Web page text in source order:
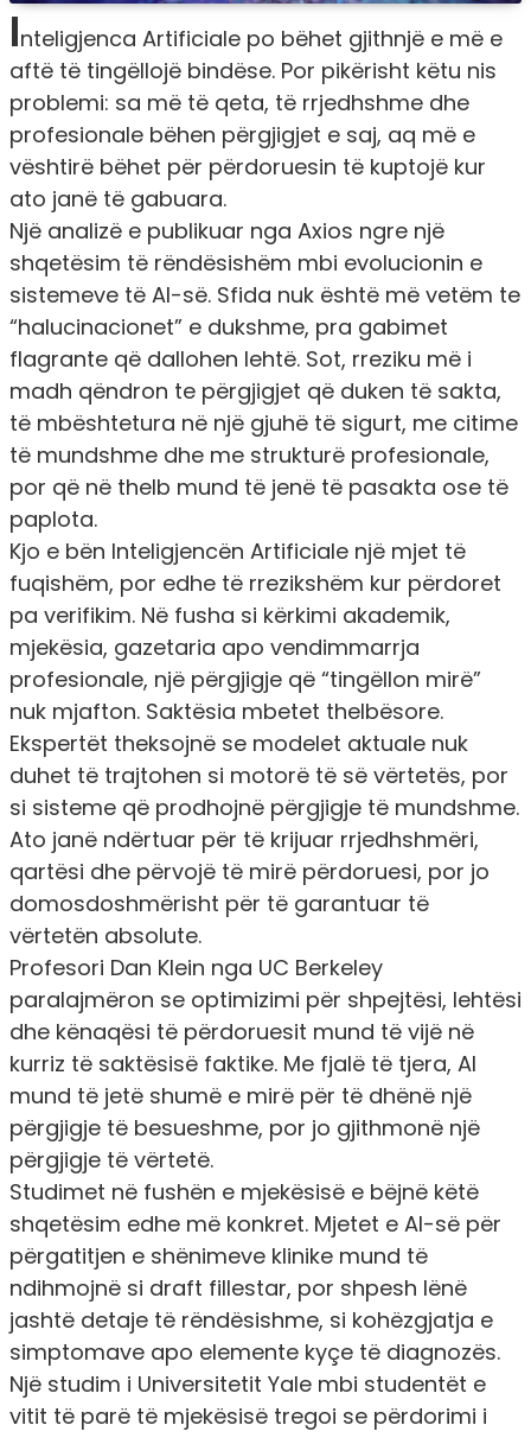
Inteligjenca Artificiale po bëhet gjithnjë e më e
aftë të tingëllojë bindëse. Por pikërisht këtu nis
problemi: sa më të qeta, të rrjedhshme dhe
profesionale bëhen përgjigjet e saj, aq më e
vështirë bëhet për përdoruesin të kuptojë kur
ato janë të gabuara.
Një analizë e publikuar nga Axios ngre një
shqetësim të rëndësishëm mbi evolucionin e
sistemeve të AI-së. Sfida nuk është më vetëm te
“halucinacionet” e dukshme, pra gabimet
flagrante që dallohen lehtë. Sot, rreziku më i
madh qëndron te përgjigjet që duken të sakta,
të mbështetura në një gjuhë të sigurt, me citime
të mundshme dhe me strukturë profesionale,
por që në thelb mund të jenë të pasakta ose të
paplota.
Kjo e bën Inteligjencën Artificiale një mjet të
fuqishëm, por edhe të rrezikshëm kur përdoret
pa verifikim. Në fusha si kërkimi akademik,
mjekësia, gazetaria apo vendimmarrja
profesionale, një përgjigje që “tingëllon mirë”
nuk mjafton. Saktësia mbetet thelbësore.
Ekspertët theksojnë se modelet aktuale nuk
duhet të trajtohen si motorë të së vërtetës, por
si sisteme që prodhojnë përgjigje të mundshme.
Ato janë ndërtuar për të krijuar rrjedhshmëri,
qartësi dhe përvojë të mirë përdoruesi, por jo
domosdoshmërisht për të garantuar të
vërtetën absolute.
Profesori Dan Klein nga UC Berkeley
paralajmëron se optimizimi për shpejtësi, lehtësi
dhe kënaqësi të përdoruesit mund të vijë në
kurriz të saktësisë faktike. Me fjalë të tjera, AI
mund të jetë shumë e mirë për të dhënë një
përgjigje të besueshme, por jo gjithmonë një
përgjigje të vërtetë.
Studimet në fushën e mjekësisë e bëjnë këtë
shqetësim edhe më konkret. Mjetet e AI-së për
përgatitjen e shënimeve klinike mund të
ndihmojnë si draft fillestar, por shpesh lënë
jashtë detaje të rëndësishme, si kohëzgjatja e
simptomave apo elemente kyçe të diagnozës.
Një studim i Universitetit Yale mbi studentët e
vitit të parë të mjekësisë tregoi se përdorimi i